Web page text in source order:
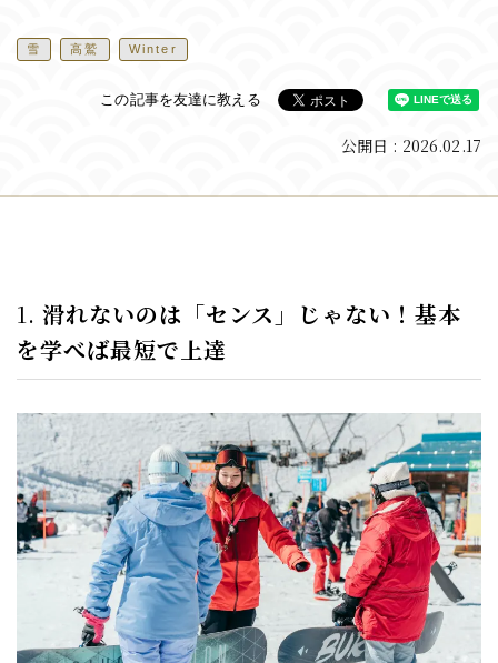
雪 高鷲 Winter
この記事を友達に教える
公開日 : 2026.02.17
1. 滑れないのは「センス」じゃない！基本
を学べば最短で上達